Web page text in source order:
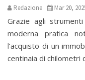
Redazione Mar 20,
Grazie agli
moderna pratica
l'acquisto di un
centinaia di chilometri